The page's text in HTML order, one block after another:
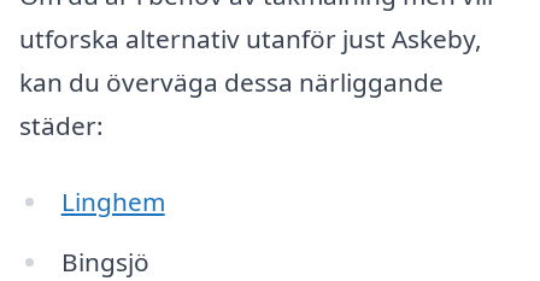
utforska alternativ utanför just Askeby,
kan du överväga dessa närliggande
städer:
Linghem
Bingsjö